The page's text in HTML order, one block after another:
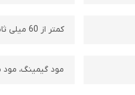
کمتر از 60 میلی ثانیه
مود گیمینگ،